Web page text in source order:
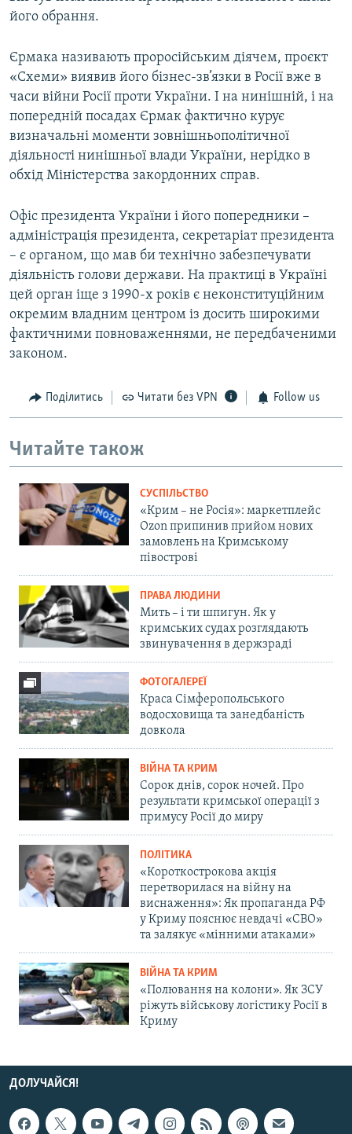
його обрання.
Єрмака називають проросійським діячем, проєкт
«Схеми» виявив його бізнес-зв’язки в Росії вже в
часи війни Росії проти України. І на нинішній, і на
попередній посадах Єрмак фактично курує
визначальні моменти зовнішньополітичної
діяльності нинішньої влади України, нерідко в
обхід Міністерства закордонних справ.
Офіс президента України і його попередники –
адміністрація президента, секретаріат президента
– є органом, що мав би технічно забезпечувати
діяльність голови держави. На практиці в Україні
цей орган іще з 1990-х років є неконституційним
окремим владним центром із досить широкими
фактичними повноваженнями, не передбаченими
законом.
Поділитись Читати без VPN Follow us
Читайте також
СУСПІЛЬСТВО
«Крим – не Росія»: маркетплейс
Ozon припинив прийом нових
замовлень на Кримському
півострові
ПРАВА ЛЮДИНИ
Мить – і ти шпигун. Як у
кримських судах розглядають
звинувачення в держзраді
ФОТОГАЛЕРЕЇ
Краса Сімферопольського
водосховища та занедбаність
довкола
ВІЙНА ТА КРИМ
Сорок днів, сорок ночей. Про
результати кримської операції з
примусу Росії до миру
ПОЛІТИКА
«Короткострокова акція
перетворилася на війну на
виснаження»: Як пропаганда РФ
у Криму пояснює невдачі «СВО»
та залякує «мінними атаками»
ВІЙНА ТА КРИМ
«Полювання на колони». Як ЗСУ
ріжуть військову логістику Росії в
Криму
ДОЛУЧАЙСЯ!